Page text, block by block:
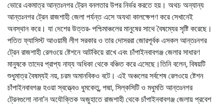
ভোরে একমাত্র আন্তঃনগর ট্রেন বনলতার উপর নির্ভর করতে হয়। অথচ অন্যান্য
আন্তঃনগর ট্রেন রাজশাহী জেলা পর্যন্ত এসে অযথা কালক্ষেপণ করে সেখানেই
অবস্থান করে। যা দেশের উত্তর- পশ্চিমাঞ্চলের মানুষের সাথে বৈষম্যের সৃষ্টি করেছে।
পতিত ফ্যাসিস্ট আওয়ামী লীগ সরকার ও তার দোসররা জোরপূর্বক এসকল আন্তঃনগর
ট্রেন রাজশাহী রেলওয়ে ষ্টেশনে আটকিয়ে রাখে এবং চাঁপাইনবাবগঞ্জ জেলার সাধারণ
মানুষকে তাদের প্রাপ্য নায্য অধিকা থেকে বঞ্চিত করে এসেছে।তিনি বলেন, বিষয়টি
শুধুমাত্র বৈষম্যই নয়, চরম অমানবিকও বটে। এই অঞ্চলের সর্বশেষ রেলওয়ে ষ্টেশন
চাঁপাইনবাবগঞ্জ হওয়া স্বত্ত্বেও ধুমকেতু, পদ্মা, সিল্কসিটি ও মধুমতি আন্তঃনগর
ট্রেনগুলো নানা’ন অযৌক্তিক অজুহাতে রাজশাহী থেকে চাঁপাইনবাবগঞ্জ জেলায় প্রবেশ